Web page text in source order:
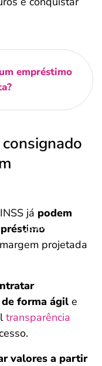
Salvar Ferramenta
empréstimo
já podem
projetada
forma ágil e
transparência
valores a partir